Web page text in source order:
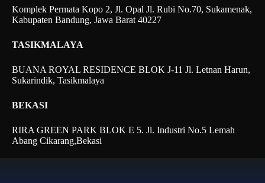
Komplek Permata Kopo 2, Jl. Opal Jl. Rubi No.70, Sukamenak,
Kabupaten Bandung, Jawa Barat 40227
TASIKMALAYA
BUANA ROYAL RESIDENCE BLOK J-11 Jl. Letnan Harun,
Sukarindik, Tasikmalaya
BEKASI
RIRA GREEN PARK BLOK E 5. Jl. Industri No.5 Lemah
Abang Cikarang,Bekasi